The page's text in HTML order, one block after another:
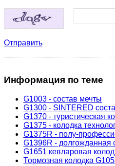
Отправить
Информация по теме
G1003 - состав мечты
G1300 - SINTERED
G1370 - туристическая
G1375 - колодка
G1375R - полу-
G1396R - долгожданная
G1651 кевларовая
Тормозная колодка